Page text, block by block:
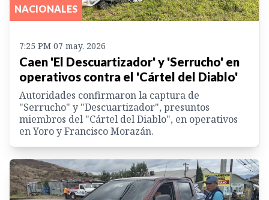
NACIONALES
7:25 PM 07 may. 2026
Caen 'El Descuartizador' y 'Serrucho' en
operativos contra el 'Cártel del Diablo'
Autoridades confirmaron la captura de
"Serrucho" y "Descuartizador", presuntos
miembros del "Cártel del Diablo", en operativos
en Yoro y Francisco Morazán.